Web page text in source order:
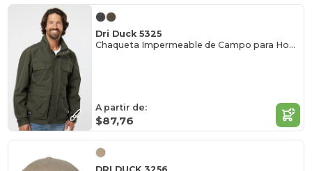
Dri Duck 5325
Chaqueta Impermeable de Campo para Hombre
A partir de:
$87,76